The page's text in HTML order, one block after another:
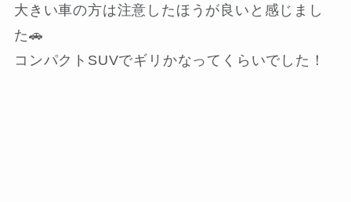
大きい車の方は注意したほうが良いと感じまし
た🚗
コンパクトSUVでギリかなってくらいでした！